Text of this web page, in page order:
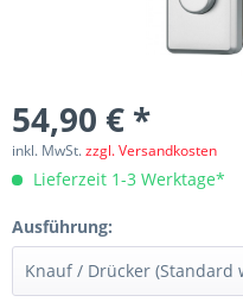
54,90 € *
inkl. MwSt.zzgl. Versandkosten
Lieferzeit 1-3 Werktage*
Ausführung: